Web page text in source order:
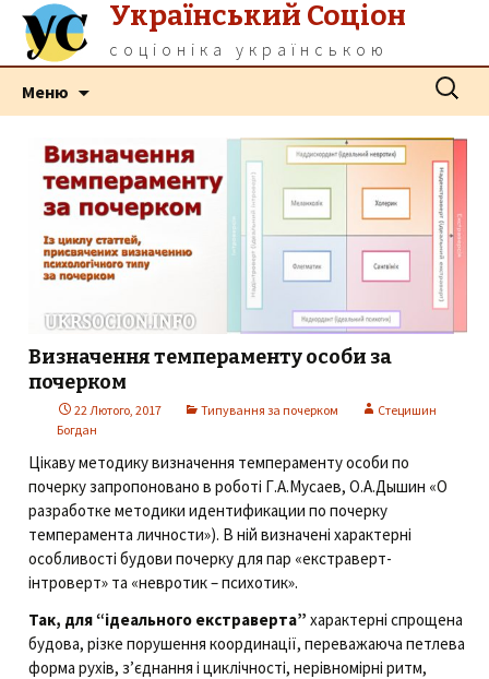
Український Соціон
соціоніка українською
Меню
Пошук:
Визначення темпераменту особи за
почерком
22 Лютого, 2017 Типування за почерком
Стецишин
Богдан
Цікаву методику визначення темпераменту особи по
почерку запропоновано в роботі Г.А.Мусаев, О.А.Дышин «О
разработке методики идентификации по почерку
темперамента личности»). В ній визначені характерні
особливості будови почерку для пар «екстраверт-
інтроверт» та «невротик – психотик».
Так, для “ідеального екстраверта” характерні спрощена
будова, різке порушення координації, переважаюча петлева
форма рухів, з’єднання і циклічності, нерівномірні ритм,